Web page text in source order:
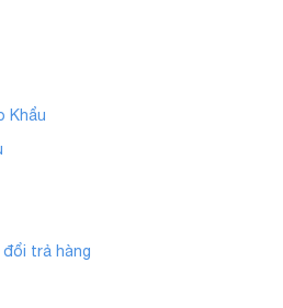
Khẩu
đổi trả hàng